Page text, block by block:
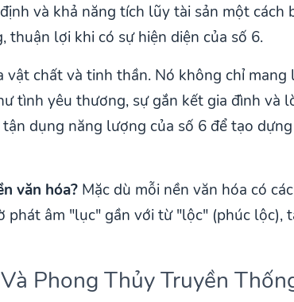
và khả năng tích lũy tài sản một
lợi khi có sự hiện diện của số 6.
vật chất và tinh thần. Nó không chỉ
tình yêu thương, sự gắn kết gia đình và
dụng năng lượng của số 6 để tạo
văn hóa? Mặc dù mỗi nền văn hóa có
âm "lục" gần với từ "lộc" (phúc lộc),
Phong Thủy Truyền